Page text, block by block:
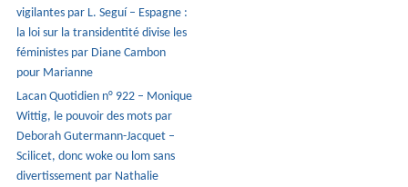
vigilantes par L. Seguí – Espagne :
la loi sur la transidentité divise les
féministes par Diane Cambon
pour Marianne
Lacan Quotidien n° 922 – Monique
Wittig, le pouvoir des mots par
Deborah Gutermann-Jacquet –
Scilicet, donc woke ou lom sans
divertissement par Nathalie